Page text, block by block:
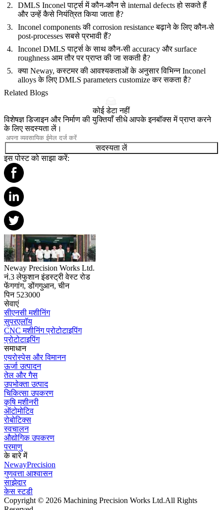
DMLS Inconel पार्ट्स में कौन-कौन से internal defects हो सकते हैं
और उन्हें कैसे नियंत्रित किया जाता है?
Inconel components की corrosion resistance बढ़ाने के लिए कौन-से
post-processes सबसे प्रभावी हैं?
Inconel DMLS पार्ट्स के साथ कौन-सी accuracy और surface
roughness आम तौर पर प्राप्त की जा सकती है?
क्या Neway, कस्टमर की आवश्यकताओं के अनुसार विभिन्न Inconel
alloys के लिए DMLS parameters customize कर सकता है?
Related Blogs
कोई डेटा नहीं
विशेषज्ञ डिजाइन और निर्माण की युक्तियाँ सीधे आपके इनबॉक्स में प्राप्त करने
के लिए सदस्यता लें।
सदस्यता लें
इस पोस्ट को साझा करें:
Neway Precision Works Ltd.
नं.3 लेफुशान इंडस्ट्री वेस्ट रोड
फेंगगांग, डोंगगुआन, चीन
पिन 523000
सेवाएं
सीएनसी मशीनिंग
सुपरएलॉय
CNC मशीनिंग प्रोटोटाइपिंग
प्रोटोटाइपिंग
समाधान
एयरोस्पेस और विमानन
ऊर्जा उत्पादन
तेल और गैस
उपभोक्ता उत्पाद
चिकित्सा उपकरण
कृषि मशीनरी
ऑटोमोटिव
रोबोटिक्स
स्वचालन
औद्योगिक उपकरण
परमाणु
के बारे में
NewayPrecision
गुणवत्ता आश्वासन
साझेदार
केस स्टडी
Copyright © 2026 Machining Precision Works Ltd.All Rights